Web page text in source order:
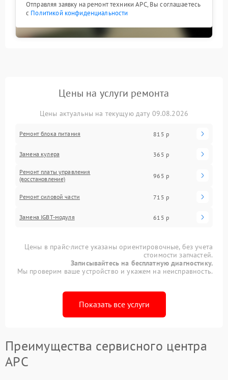
Отправляя заявку на ремонт техники APC, Вы соглашаетесь
с Политикой конфиденциальности
Цены на услуги ремонта
Цены актуальны на текущую дату 09.08.2026
Ремонт блока питания 815 р
Замена кулера 365 р
Ремонт платы управления
(восстановление)
965 р
Ремонт силовой части 715 р
Замена IGBT-модуля 615 р
Цены в прайс-листе указаны ориентировочные, без учета
стоимости запчастей.
Записывайтесь на бесплатную диагностику.
Мы проверим ваше устройство и укажем на неисправность.
Показать все услуги
Преимущества сервисного центра
APC